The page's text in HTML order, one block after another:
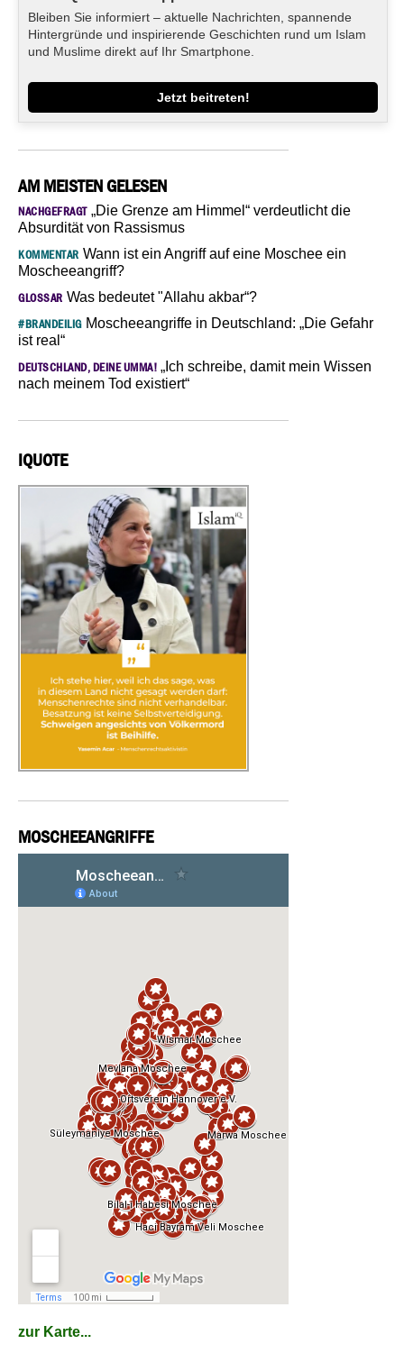
Bleiben Sie informiert – aktuelle Nachrichten, spannende
Hintergründe und inspirierende Geschichten rund um Islam
und Muslime direkt auf Ihr Smartphone.
Jetzt beitreten!
AM MEISTEN GELESEN
NACHGEFRAGT„Die Grenze am Himmel“ verdeutlicht die
Absurdität von Rassismus
KOMMENTAR Wann ist ein Angriff auf eine Moschee ein
Moscheeangriff?
GLOSSAR Was bedeutet "Allahu akbar“?
#BRANDEILIGMoscheeangriffe in Deutschland: „Die Gefahr
ist real“
DEUTSCHLAND, DEINE UMMA! „Ich schreibe, damit mein Wissen
nach meinem Tod existiert“
IQUOTE
MOSCHEEANGRIFFE
zur Karte...